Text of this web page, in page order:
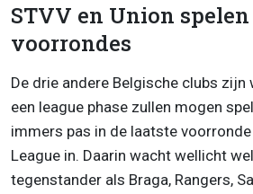
STVV en Union
voorrondes
De drie andere Belgische clubs zijn
een league phase zullen mogen
immers pas in de laatste voorronde
League in. Daarin wacht wellicht
tegenstander als Braga, Rangers,